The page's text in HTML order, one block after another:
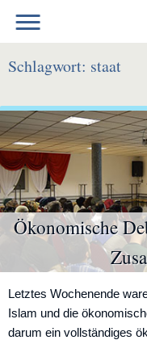
content
Schlagwort: staat
Ökonomische
Letztes Wochenende
Islam und die
darum ein vollständiges